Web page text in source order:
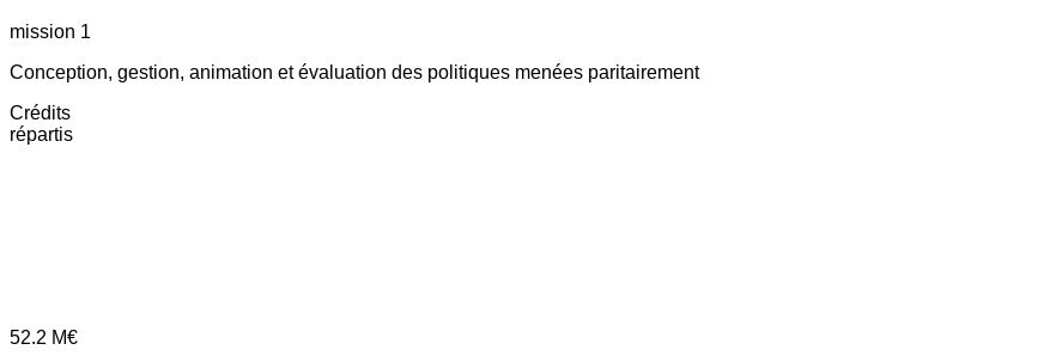
mission 1
Conception, gestion, animation et évaluation des politiques menées paritairement
Crédits
répartis
52.2 M€